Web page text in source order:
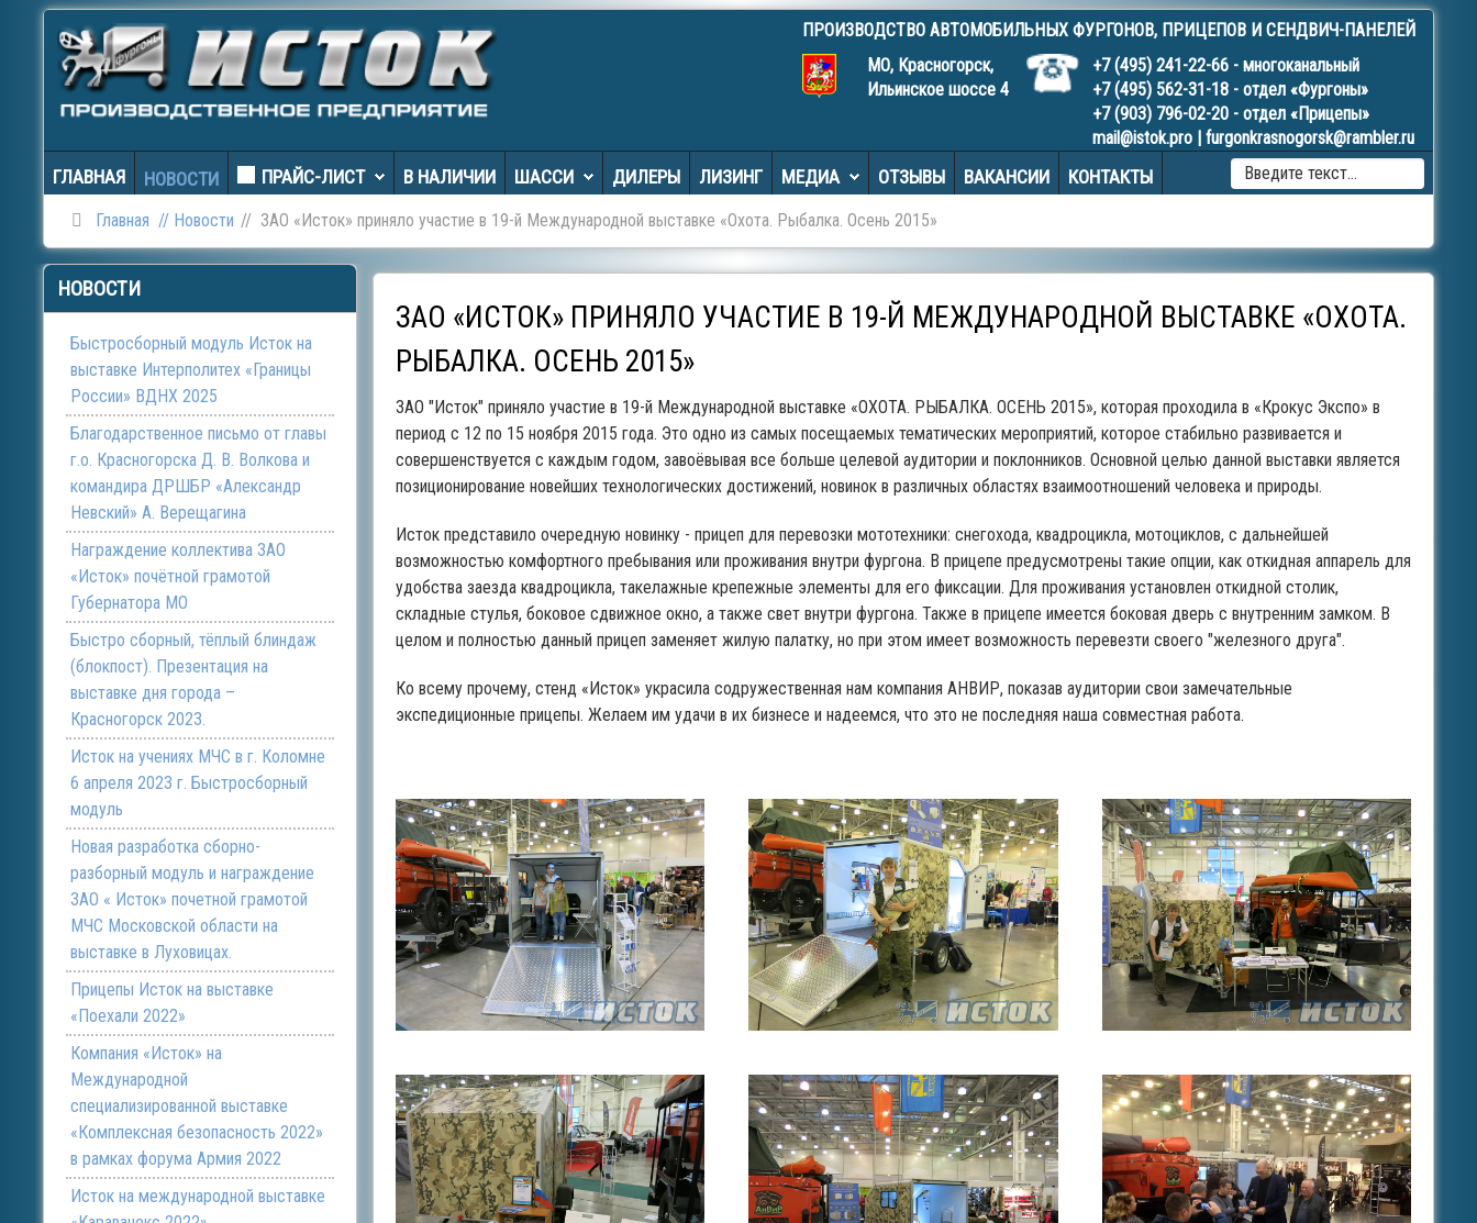
ПРОИЗВОДСТВО АВТОМОБИЛЬНЫХ ФУРГОНОВ, ПРИЦЕПОВ И СЕНДВИЧ-ПАНЕЛЕЙ
МО, Красногорск,
Ильинское шоссе 4
+7 (495) 241-22-66 - многоканальный
+7 (495) 562-31-18 - отдел «Фургоны»
+7 (903) 796-02-20 - отдел «Прицепы»
mail@istok.pro | furgonkrasnogorsk@rambler.ru
ГЛАВНАЯ НОВОСТИ ПРАЙС-ЛИСТ В НАЛИЧИИ ШАССИ ДИЛЕРЫ ЛИЗИНГ МЕДИА ОТЗЫВЫ ВАКАНСИИ КОНТАКТЫ
FOR
Главная Новости ЗАО «Исток» приняло участие в 19-й Международной выставке «Охота. Рыбалка. Осень 2015»
ЗАО «ИСТОК» ПРИНЯЛО УЧАСТИЕ В 19-Й МЕЖДУНАРОДНОЙ ВЫСТАВКЕ «ОХОТА.
РЫБАЛКА. ОСЕНЬ 2015»
ЗАО "Исток" приняло участие в 19-й Международной выставке «ОХОТА. РЫБАЛКА. ОСЕНЬ 2015», которая проходила в «Крокус Экспо» в
период с 12 по 15 ноября 2015 года. Это одно из самых посещаемых тематических мероприятий, которое стабильно развивается и
совершенствуется с каждым годом, завоёвывая все больше целевой аудитории и поклонников. Основной целью данной выставки является
позиционирование новейших технологических достижений, новинок в различных областях взаимоотношений человека и природы.
Исток представило очередную новинку - прицеп для перевозки мототехники: снегохода, квадроцикла, мотоциклов, с дальнейшей
возможностью комфортного пребывания или проживания внутри фургона. В прицепе предусмотрены такие опции, как откидная аппарель для
удобства заезда квадроцикла, такелажные крепежные элементы для его фиксации. Для проживания установлен откидной столик,
складные стулья, боковое сдвижное окно, а также свет внутри фургона. Также в прицепе имеется боковая дверь с внутренним замком. В
целом и полностью данный прицеп заменяет жилую палатку, но при этом имеет возможность перевезти своего "железного друга".
Ко всему прочему, стенд «Исток» украсила содружественная нам компания АНВИР, показав аудитории свои замечательные
экспедиционные прицепы. Желаем им удачи в их бизнесе и надеемся, что это не последняя наша совместная работа.
НОВОСТИ
Быстросборный модуль Исток на
выставке Интерполитех «Границы
России» ВДНХ 2025
Благодарственное письмо от главы
г.о. Красногорска Д. В. Волкова и
командира ДРШБР «Александр
Невский» А. Верещагина
Награждение коллектива ЗАО
«Исток» почётной грамотой
Губернатора МО
Быстро сборный, тёплый блиндаж
(блокпост). Презентация на
выставке дня города –
Красногорск 2023.
Исток на учениях МЧС в г. Коломне
6 апреля 2023 г. Быстросборный
модуль
Новая разработка сборно-
разборный модуль и награждение
ЗАО « Исток» почетной грамотой
МЧС Московской области на
выставке в Луховицах.
Прицепы Исток на выставке
«Поехали 2022»
Компания «Исток» на
Международной
специализированной выставке
«Комплексная безопасность 2022»
в рамках форума Армия 2022
Исток на международной выставке